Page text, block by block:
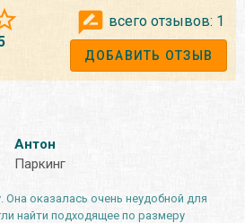
всего отзывов: 1
ДОБАВИТЬ ОТЗЫВ
Антон
Паркинг
оказалась очень неудобной для
найти подходящее по размеру